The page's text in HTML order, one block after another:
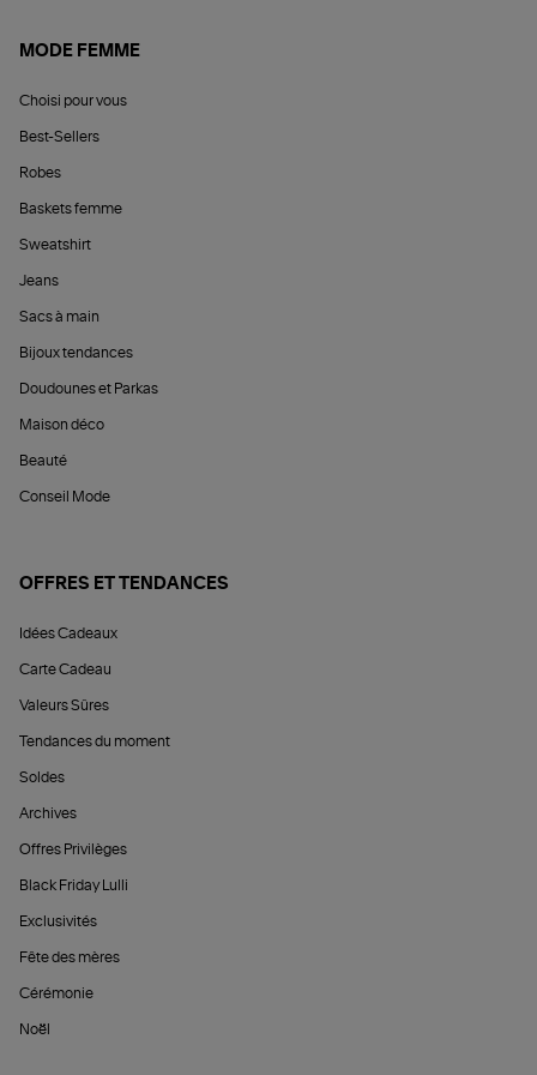
MODE FEMME
Choisi pour vous
Best-Sellers
Robes
Baskets femme
Sweatshirt
Jeans
Sacs à main
Bijoux tendances
Doudounes et Parkas
Maison déco
Beauté
Conseil Mode
OFFRES ET TENDANCES
Idées Cadeaux
Carte Cadeau
Valeurs Sûres
Tendances du moment
Soldes
Archives
Offres Privilèges
Black Friday Lulli
Exclusivités
Fête des mères
Cérémonie
Noël